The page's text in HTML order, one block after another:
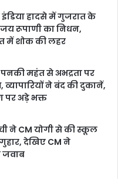
इंडिया हादसे में गुजरात के
रूपाणी का निधन,
में शोक की लहर
महंत से अभद्रता पर
ने बंद की दुकानें,
पर अड़े भक्त
ने CM योगी से की स्कूल
देखिए CM ने
जवाब